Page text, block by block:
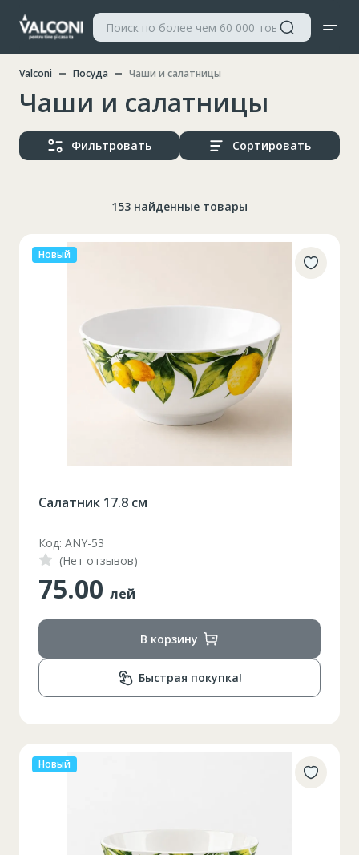
Valconi Посуда Чаши и салатницы
Чаши и салатницы
Фильтровать Сортировать
153 найденные товары
Новый
Салатник 17.8 см
Код: ANY-53
(Нет отзывов)
75.00 лей
В корзину
Быстрая покупка!
Новый